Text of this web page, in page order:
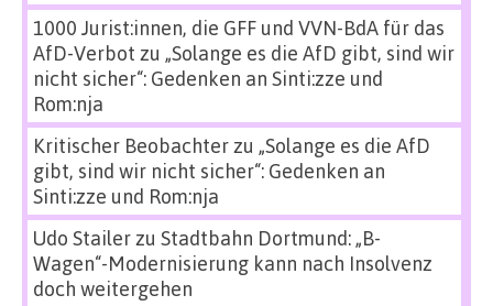
1000 Jurist:innen, die GFF und VVN-BdA für das
AfD-Verbot zu „Solange es die AfD gibt, sind wir
nicht sicher“: Gedenken an Sinti:zze und
Rom:nja
Kritischer Beobachterzu „Solange es die AfD
gibt, sind wir nicht sicher“: Gedenken an
Sinti:zze und Rom:nja
Udo Stailerzu Stadtbahn Dortmund: „B-
Wagen“-Modernisierung kann nach Insolvenz
doch weitergehen